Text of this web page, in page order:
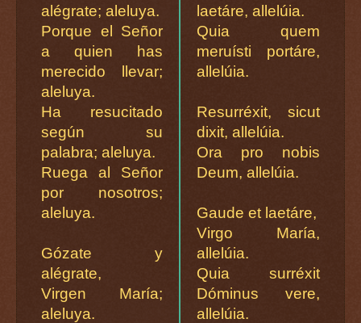
alégrate; aleluya.
Porque el Señor
a quien has
merecido llevar;
aleluya.
Ha resucitado
según su
palabra; aleluya.
Ruega al Señor
por nosotros;
aleluya.
Gózate y
alégrate,
Virgen María;
aleluya.
laetáre, allelúia.
Quia quem
meruísti portáre,
allelúia.
Resurréxit, sicut
dixit, allelúia.
Ora pro nobis
Deum, allelúia.
Gaude et laetáre,
Virgo María,
allelúia.
Quia surréxit
Dóminus vere,
allelúia.